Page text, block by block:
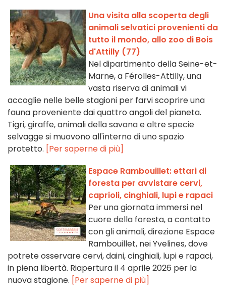
Una visita alla scoperta degli
animali selvatici provenienti da
tutto il mondo, allo zoo di Bois
d'Attilly (77)
Nel dipartimento della Seine-et-
Marne, a Férolles-Attilly, una
vasta riserva di animali vi
accoglie nelle belle stagioni per farvi scoprire una
fauna proveniente dai quattro angoli del pianeta.
Tigri, giraffe, animali della savana e altre specie
selvagge si muovono all'interno di uno spazio
protetto. [Per saperne di più]
Espace Rambouillet: ettari di
foresta per avvistare cervi,
caprioli, cinghiali, lupi e rapaci
Per una giornata immersi nel
cuore della foresta, a contatto
con gli animali, direzione Espace
Rambouillet, nei Yvelines, dove
potrete osservare cervi, daini, cinghiali, lupi e rapaci,
in piena libertà. Riapertura il 4 aprile 2026 per la
nuova stagione. [Per saperne di più]